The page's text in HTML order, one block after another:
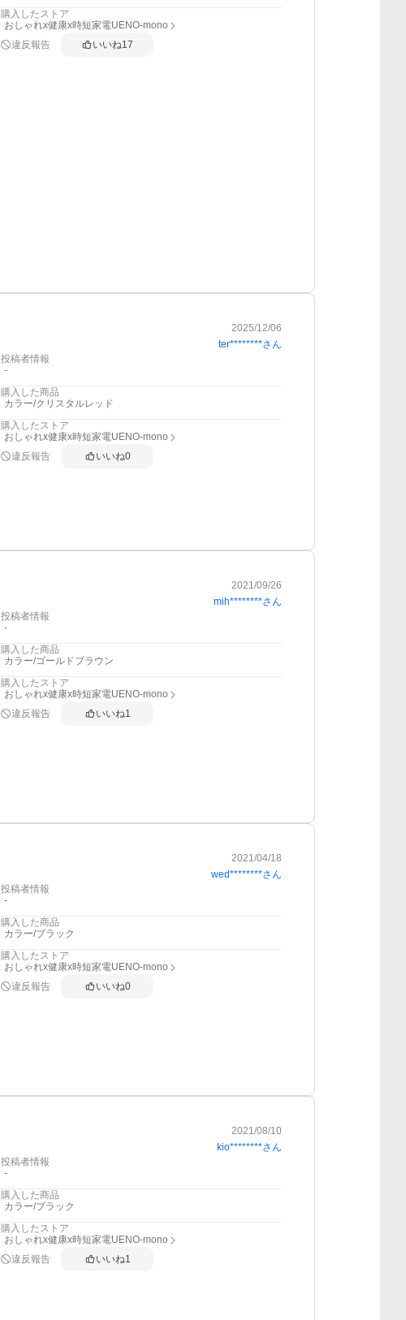
購入したストア
おしゃれx健康x時短家電UENO-mono
違反報告
いいね17
2025/12/06
ter********さん
投稿者情報
-
購入した商品
カラー/クリスタルレッド
購入したストア
おしゃれx健康x時短家電UENO-mono
違反報告
いいね0
2021/09/26
mih********さん
投稿者情報
-
購入した商品
カラー/ゴールドブラウン
購入したストア
おしゃれx健康x時短家電UENO-mono
違反報告
いいね1
2021/04/18
wed********さん
投稿者情報
-
購入した商品
カラー/ブラック
購入したストア
おしゃれx健康x時短家電UENO-mono
違反報告
いいね0
2021/08/10
kio********さん
投稿者情報
-
購入した商品
カラー/ブラック
購入したストア
おしゃれx健康x時短家電UENO-mono
違反報告
いいね1